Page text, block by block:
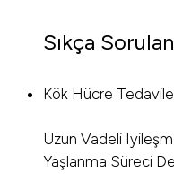
Sıkça
Kök Hücre Tedavileri
Uzun Vadeli
Yaşlanma Süreci